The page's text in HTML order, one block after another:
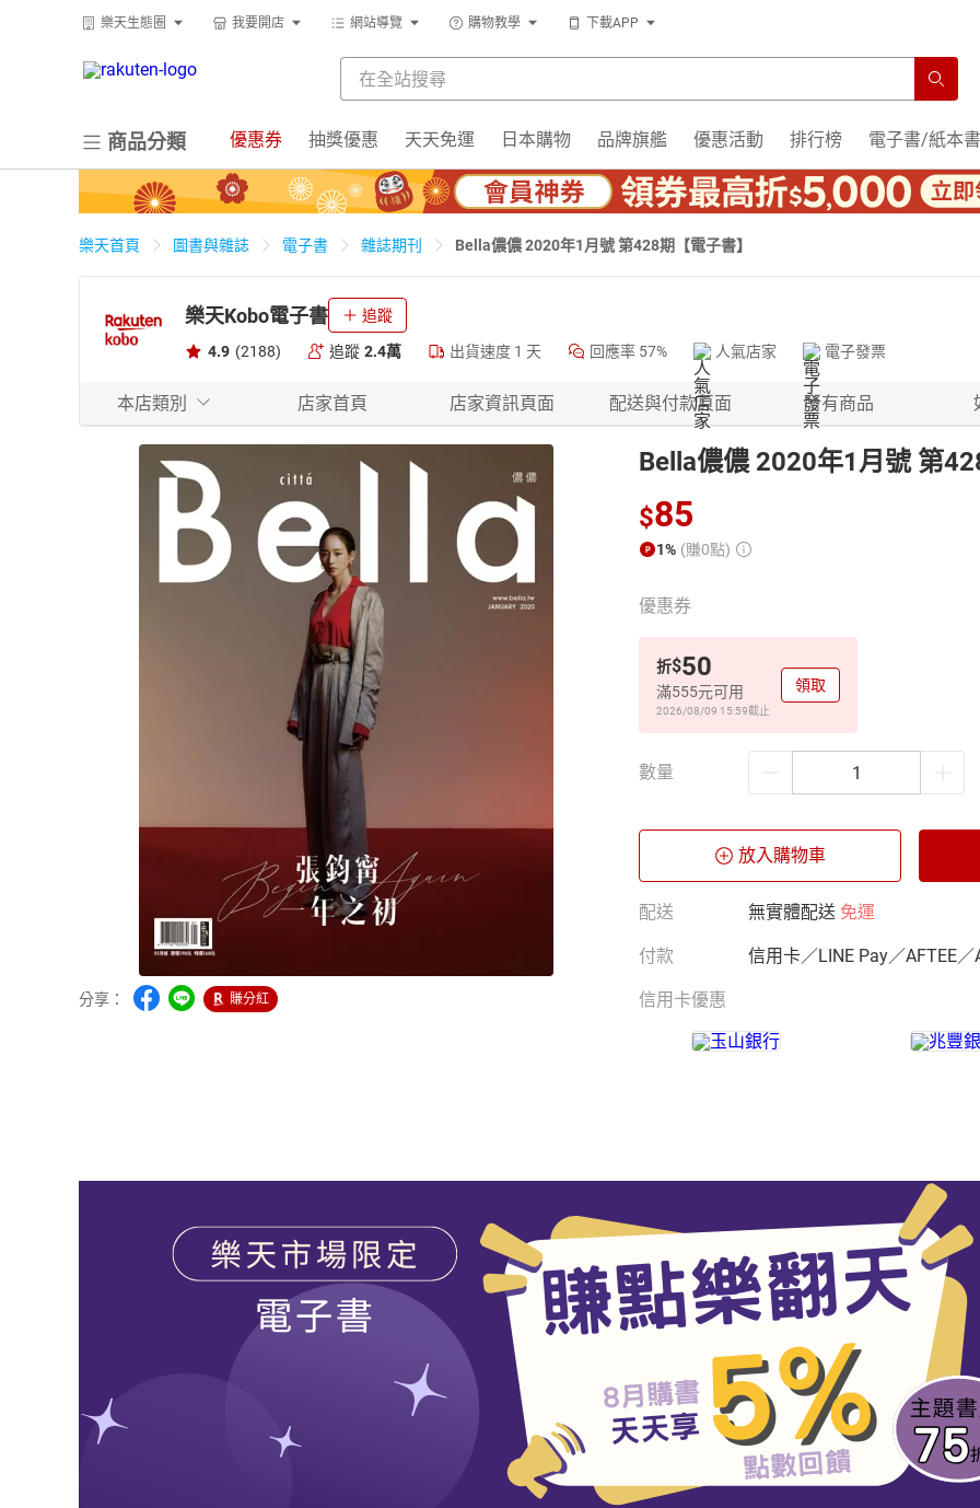
樂天生態圈 我要開店 網站導覽 購物教學 下載APP
商品分類 優惠券 抽獎優惠 天天免運 日本購物 品牌旗艦 優惠活動 排行榜 電子書/紙本書
樂天首頁 圖書與雜誌 電子書 雜誌期刊 Bella儂儂 2020年1月號 第428期【電子書】
樂天Kobo電子書 追蹤
4.9 (2188) 追蹤 2.4萬 出貨速度 1 天 回應率 57% 人氣店家 電子發票
本店類別 店家首頁 店家資訊頁面 配送與付款頁面 所有商品
分享： 賺分紅
Bella儂儂 2020年1月號 第
$85
1% (賺0點)
優惠券
折$50
滿555元可用
2026/08/09 15:59截止
領取
數量
放入購物車
配送 無實體配送 免運
付款 信用卡／LINE Pay／AFTEE／
信用卡優惠